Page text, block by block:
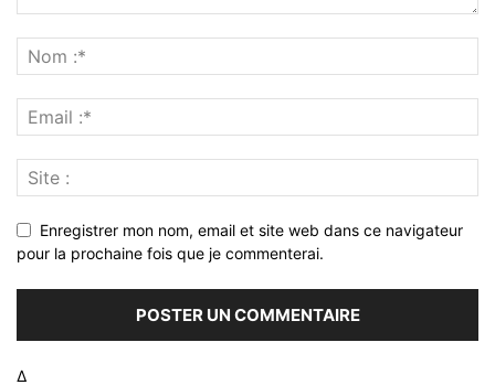
Enregistrer mon nom, email et site web dans ce navigateur
pour la prochaine fois que je commenterai.
Δ